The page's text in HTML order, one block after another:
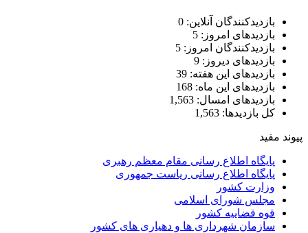
بازدیدکنندگان آنلاین:0
بازدیدهای امروز:5
بازدیدکنندگان امروز:5
بازدیدهای دیروز:9
بازدیدهای این هفته:39
بازدیدهای این ماه:168
بازدیدهای امسال: 1,563
کل بازدیدها:1,563
مفید
پایگاه اطلاع رسانی مقام معظم رهبری
پایگاه اطلاع رسانی ریاست جمهوری
وزارت کشور
مجلس شورای اسلامی
قوه قضاییه کشور
سازمان شهرداری ها و دهیاری های کشور